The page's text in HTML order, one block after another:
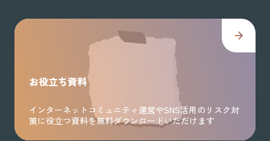
お役立ち資料
インターネットコミュニティ運営やSNS活用のリスク対
策に役立つ資料を無料ダウンロードいただけます